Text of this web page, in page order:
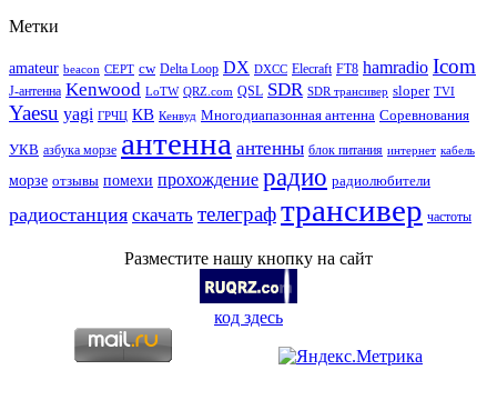
Метки
amateur beacon CEPT cw Delta Loop DX DXCC Elecraft FT8 hamradio Icom
J-антенна Kenwood LoTW QRZ.com QSL SDR SDR трансивер sloper TVI
Yaesu yagi ГРЧЦ КВ Кенвуд Многодиапазонная антенна Соревнования
УКВ азбука морзе антенна антенны блок питания интернет кабель
морзе отзывы помехи прохождение радио радиолюбители
радиостанция скачать телеграфтрансивер частоты
Разместите нашу кнопку на сайт
код здесь